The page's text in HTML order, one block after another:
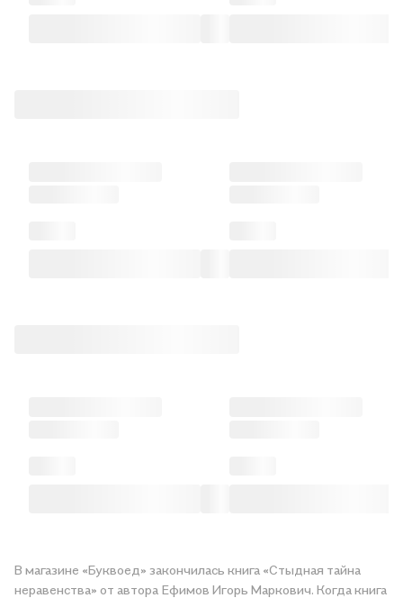
В магазине «Буквоед» закончилась книга «Стыдная тайна
неравенства» от автора Ефимов Игорь Маркович. Когда книга